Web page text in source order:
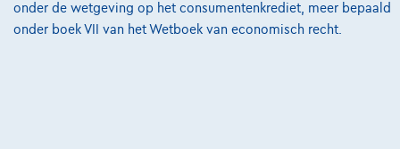
onder de wetgeving op het consumentenkrediet, meer bepaald
onder boek VII van het Wetboek van economisch recht.